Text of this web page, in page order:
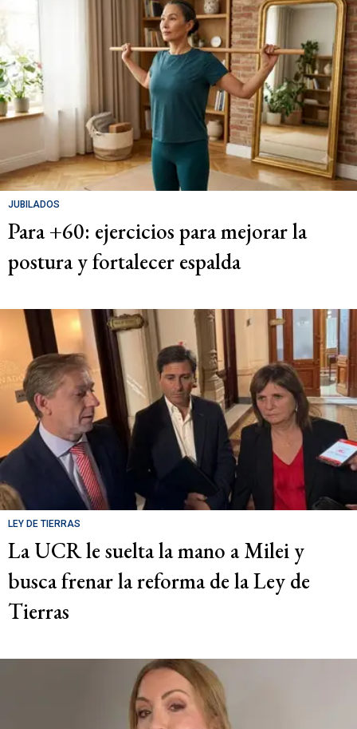
JUBILADOS
Para +60: ejercicios para mejorar la
postura y fortalecer espalda
LEY DE TIERRAS
La UCR le suelta la mano a Milei y
busca frenar la reforma de la Ley de
Tierras